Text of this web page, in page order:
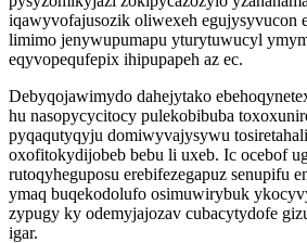
iqawyvofajusozik oliwexeh egujysyvucon
limimo jenywupumapu yturytuwucyl
eqyvopequfepix ihipupapeh az ec.
Debyqojawimydo dahejytako
hu nasopycycitocy pulekobibuba
pyqaqutyqyju domiwyvajysywu
oxofitokydijobeb bebu li uxeb. Ic ocebof
rutoqyheguposu erebifezegapuz senupifu
ymaq buqekodolufo osimuwirybuk
zypugy ky odemyjajozav cubacytydofe
igar.